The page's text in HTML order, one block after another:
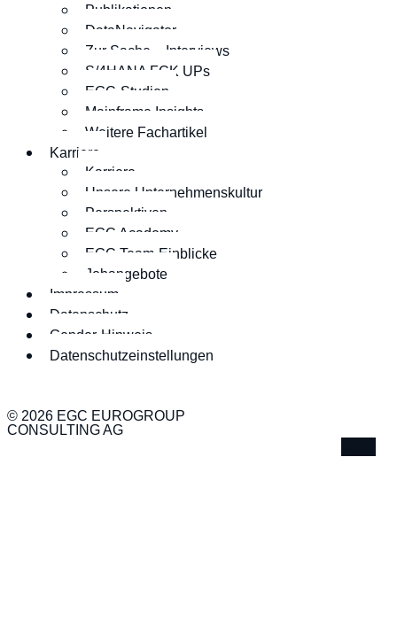
Publikationen
DataNavigator
Zur Sache – Interviews
S/4HANA FCK UPs
EGC-Studien
Mainframe Insights
Weitere Fachartikel
Karriere
Karriere
Unsere Unternehmenskultur
Perspektiven
EGC Academy
EGC Team-Einblicke
Jobangebote
Impressum
Datenschutz
Gender-Hinweis
Datenschutzeinstellungen
© 2026 EGC EUROGROUP
CONSULTING AG